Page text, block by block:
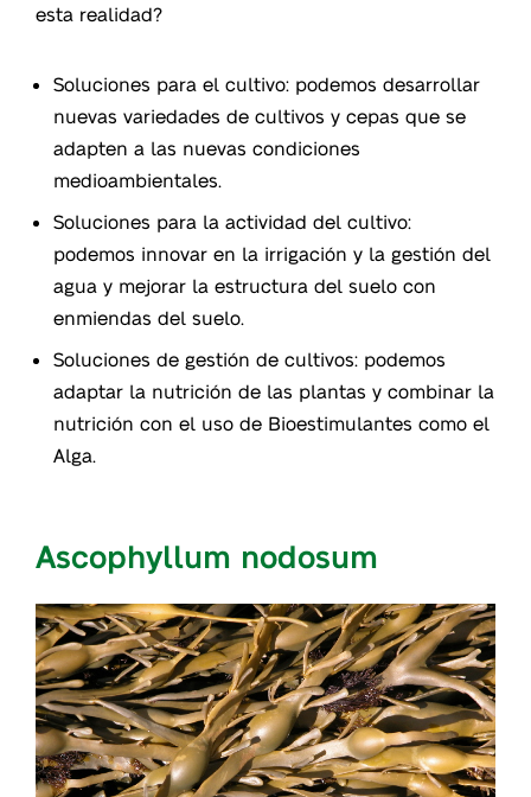
esta realidad?
Soluciones para el cultivo: podemos desarrollar
nuevas variedades de cultivos y cepas que se
adapten a las nuevas condiciones
medioambientales.
Soluciones para la actividad del cultivo:
podemos innovar en la irrigación y la gestión del
agua y mejorar la estructura del suelo con
enmiendas del suelo.
Soluciones de gestión de cultivos: podemos
adaptar la nutrición de las plantas y combinar la
nutrición con el uso de Bioestimulantes como el
Alga.
Ascophyllum nodosum